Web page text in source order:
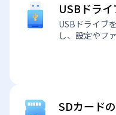
USBドラ
USBドライブ
し、設定やフ
SDカード